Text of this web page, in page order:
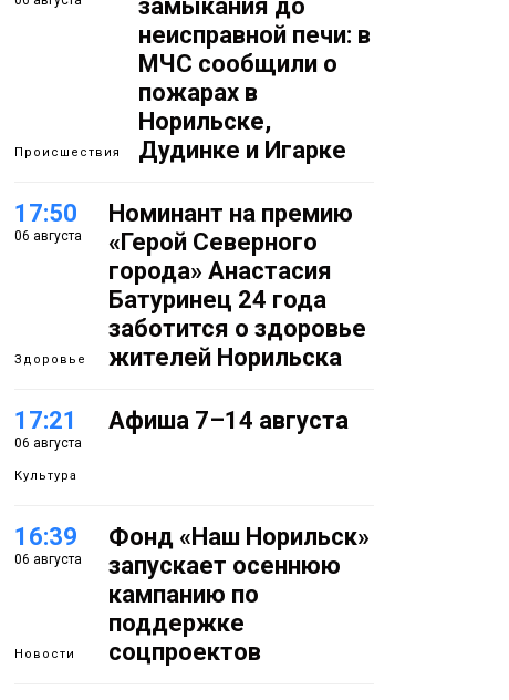
Происшествия
замыкания до
неисправной печи: в
МЧС сообщили о
пожарах в
Норильске,
Дудинке и Игарке
17:50
06 августа
Здоровье
Номинант на премию
«Герой Северного
города» Анастасия
Батуринец 24 года
заботится о здоровье
жителей Норильска
17:21
06 августа
Культура
Афиша 7–14 августа
16:39
06 августа
Новости
Фонд «Наш Норильск»
запускает осеннюю
кампанию по
поддержке
соцпроектов